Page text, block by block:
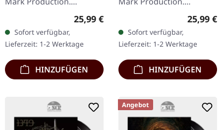
Schwarzes Doppel-Vinyl
"Hammerheart" von
Bathory ist ein…
Regulärer Preis:
25,99 €
Sofort verfügbar,
Lieferzeit: 1-2 Werktage
HINZUFÜGEN
Schwarzes Doppel-Vinyl.
Nordland II setzt die
Erkundung des
legendären…
25,99 €
Sofort verfügbar,
Lieferzeit: 1-2 Werktage
HINZUFÜGEN
Angebot